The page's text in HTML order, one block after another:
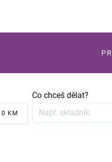
0 KM
Co chceš dělat?